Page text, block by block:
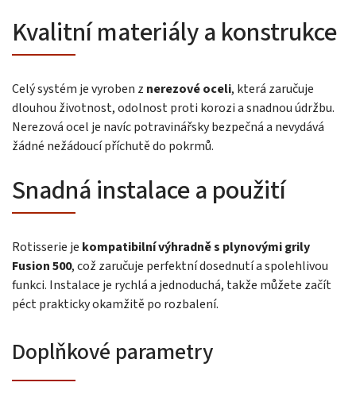
Kvalitní materiály a konstrukce
Celý systém je vyroben z nerezové oceli, která zaručuje
dlouhou životnost, odolnost proti korozi a snadnou údržbu.
Nerezová ocel je navíc potravinářsky bezpečná a nevydává
žádné nežádoucí příchutě do pokrmů.
Snadná instalace a použití
Rotisserie je kompatibilní výhradně s plynovými grily
Fusion 500, což zaručuje perfektní dosednutí a spolehlivou
funkci. Instalace je rychlá a jednoduchá, takže můžete začít
péct prakticky okamžitě po rozbalení.
Doplňkové parametry